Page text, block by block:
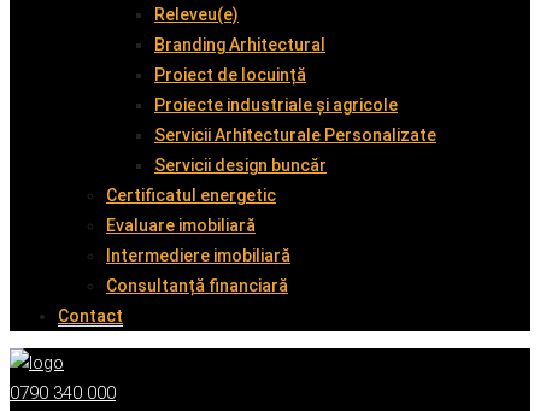
Releveu(e)
Branding Arhitectural
Proiect de locuință
Proiecte industriale și agricole
Servicii Arhitecturale Personalizate
Servicii design buncăr
Certificatul energetic
Evaluare imobiliară
Intermediere imobiliară
Consultanță financiară
Contact
0790 340 000